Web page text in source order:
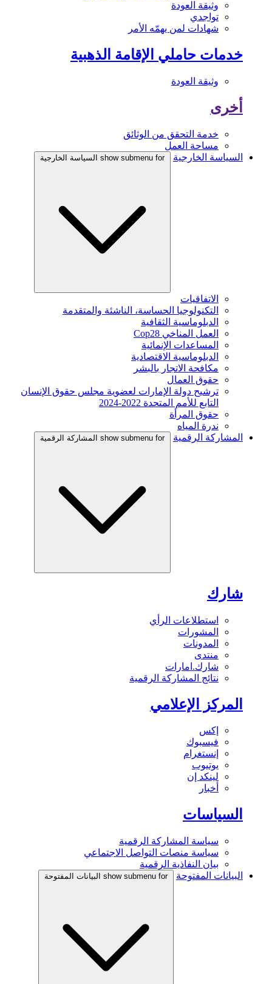
وثيقة العودة
تواجدي
شهادات لمن يهمّه الأمر
خدمات حاملي الإقامة الذهبية
وثيقة العودة
أخرى
خدمة التحقق من الوثائق
مساحة العمل
السياسة الخارجية
show submenu for السياسة الخارجية
الاتفاقيات
التكنولوجيا الحساسة، الناشئة والمتقدمة
الدبلوماسية الثقافية
العمل المناخي Cop28
المساعدات الإنمائية
الدبلوماسية الاقتصادية
مكافحة الاتجار بالبشر
حقوق العمال
ترشيح دولة الإمارات لعضوية مجلس حقوق الإنسان
التابع للأمم المتحدة 2022-2024
حقوق المرأة
ندرة المياه
المشاركة الرقمية
show submenu for المشاركة الرقمية
شارك
استطلاعات الرأي
المشورات
المدونات
منتدى
شارك.امارات
نتائج المشاركة الرقمية
المركز الإعلامي
إكس
فيسبوك
إنستغرام
يوتيوب
لينكد إن
أخبار
السياسات
سياسة المشاركة الرقمية
سياسة منصات التواصل الاجتماعي
بيان النفاذية الرقمية
البيانات المفتوحة
show submenu for البيانات المفتوحة